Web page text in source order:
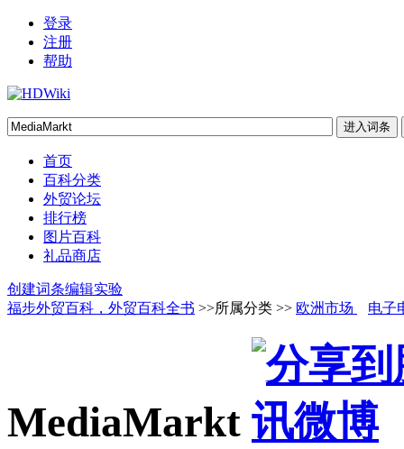
登录
注册
帮助
首页
百科分类
外贸论坛
排行榜
图片百科
礼品商店
创建词条编辑实验
福步外贸百科，外贸百科全书 >>所属分类 >> 欧洲市场 电子
MediaMarkt